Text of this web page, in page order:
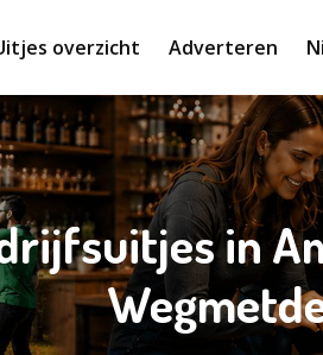
overzicht Adverteren
in